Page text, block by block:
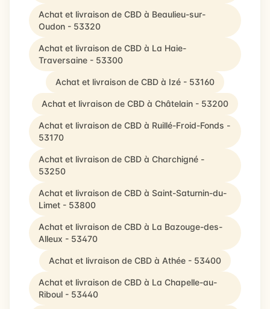
Achat et livraison de CBD à Beaulieu-sur-
Oudon - 53320
Achat et livraison de CBD à La Haie-
Traversaine - 53300
Achat et livraison de CBD à Izé - 53160
Achat et livraison de CBD à Châtelain - 53200
Achat et livraison de CBD à Ruillé-Froid-Fonds -
53170
Achat et livraison de CBD à Charchigné -
53250
Achat et livraison de CBD à Saint-Saturnin-du-
Limet - 53800
Achat et livraison de CBD à La Bazouge-des-
Alleux - 53470
Achat et livraison de CBD à Athée - 53400
Achat et livraison de CBD à La Chapelle-au-
Riboul - 53440